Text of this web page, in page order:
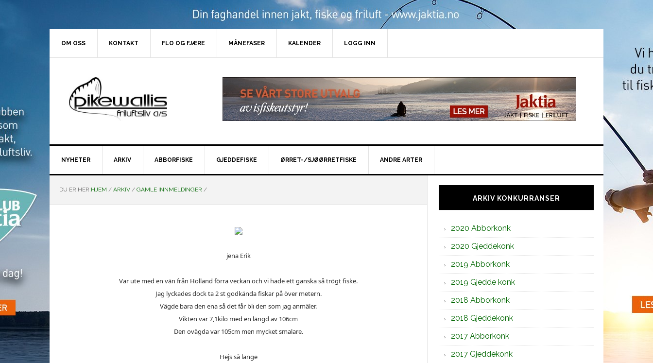
OM OSS KONTAKT FLO OG FJÆRE MÅNEFASER KALENDER LOGG INN
NYHETER ARKIV ABBORFISKE GJEDDEFISKE ØRRET-/SJØØRRETFISKE ANDRE ARTER
DU ER HER:HJEM / ARKIV / GAMLE INNMELDINGER /
jena Erik
Var ute med en vän från Holland förra veckan och vi hade ett ganska så trögt fiske.
Jag lyckades dock ta 2 st godkända fiskar på över metern.
Vägde bara den ena så det får bli den som jag anmäler.
Vikten var 7,1kilo med en längd av 106cm
Den ovägda var 105cm men mycket smalare.
Hejs så länge
Hoved
sidebarARKIV KONKURRANSER
2020 Abborkonk
2020 Gjeddekonk
2019 Abborkonk
2019 Gjedde konk
2018 Abborkonk
2018 Gjeddekonk
2017 Abborkonk
2017 Gjeddekonk